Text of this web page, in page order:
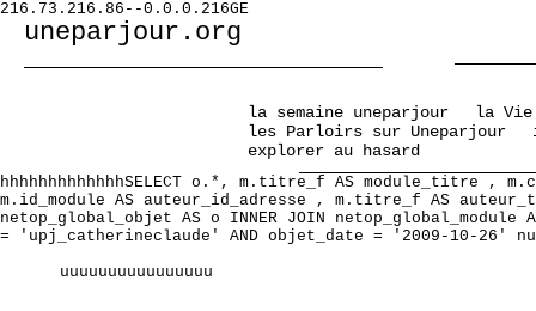
216.73.216.86--0.0.0.216GE
uneparjour.org
la semaine uneparjour
la Vie
les Parloirs sur Uneparjour
explorer au hasard
hhhhhhhhhhhhhSELECT o.*, m.titre_f AS module_titre ,
m.id_module AS auteur_id_adresse , m.titre_f AS
netop_global_objet AS o INNER JOIN netop_global_module
= 'upj_catherineclaude' AND objet_date = '2009-10-26'
uuuuuuuuuuuuuuuu